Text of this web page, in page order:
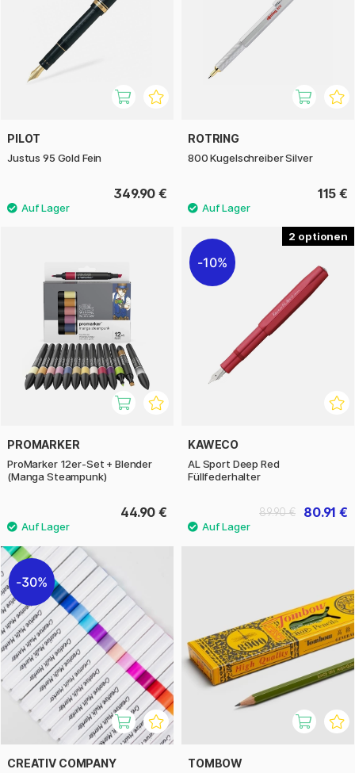
PILOT
Justus 95 Gold Fein
349.90 €
ROTRING
800 Kugelschreiber Silver
115 €
PROMARKER
ProMarker 12er-Set + Blender
(Manga Steampunk)
44.90 €
2
10%
KAWECO
AL Sport Deep Red
Füllfederhalter
80.91 €
89.90 €
30%
CREATIV COMPANY TOMBOW